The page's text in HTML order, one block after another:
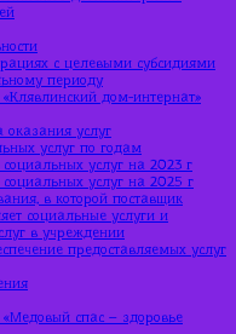
с целевыми субсидиями
периоду
дом-интернат»
оказания услуг
услуг по годам
услуг на 2023 г
услуг на 2025 г
в которой поставщик
социальные услуги и
в учреждении
предоставляемых услуг
спас – здоровье